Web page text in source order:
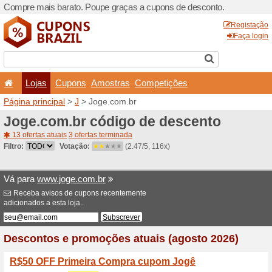
Compre mais barato.
Lojas Cupons
Página principal>J